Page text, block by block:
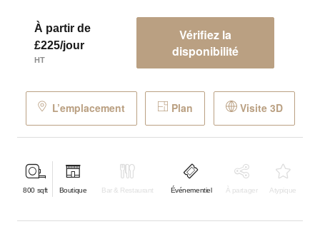
À partir de
£225/jour
HT
Vérifiez la
disponibilité
L’emplacement Plan Visite 3D
800 sqft Boutique Bar & Restaurant Événementiel À partager Atypique